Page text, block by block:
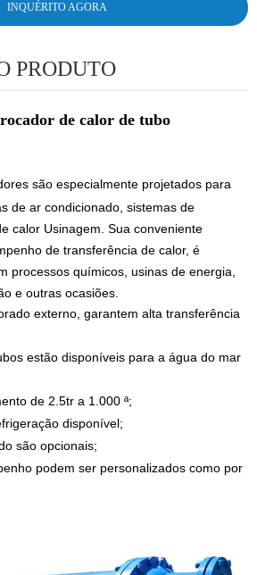
INQUÉRITO AGORA
PRODUTO
de calor de tubo
são especialmente projetados para
de ar condicionado, sistemas de
calor Usinagem. Sua conveniente
de transferência de calor, é
processos químicos, usinas de energia,
e outras ocasiões.
externo, garantem alta transferência
estão disponíveis para a água do mar
de 2.5tr a 1.000 ª;
disponível;
são opcionais;
podem ser personalizados como por